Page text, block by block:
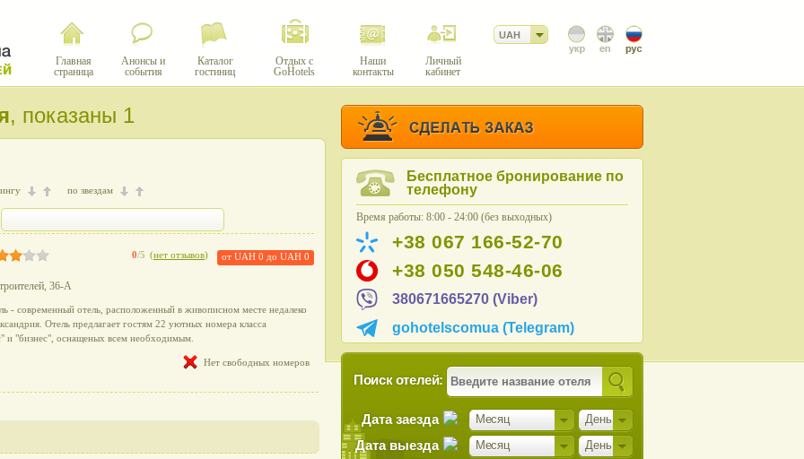
Главная
страница
Анонсы и
события
Каталог
гостиниц
Отдых с
GoHotels
Наши
контакты
Личный
кабинет
UAH
, показаны 1
по звездам
0/5 (нет отзывов) от UAH 0 до UAH 0
36-А
- современный отель, расположенный в живописном месте недалеко
Отель предлагает гостям 22 уютных номера класса
и "бизнес", оснащеных всем необходимым.
Нет свободных номеров
Бесплатное бронирование по
телефону
Время работы: 8:00 - 24:00 (без выходных)
+38 067 166-52-70
+38 050 548-46-06
380671665270 (Viber)
gohotelscomua (Telegram)
Поиск отелей:
Месяц День
Дата заезда
Месяц День
Дата выезда